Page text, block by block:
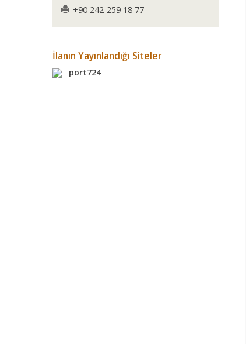
+90 242-259 18 77
İlanın Yayınlandığı Siteler
port724